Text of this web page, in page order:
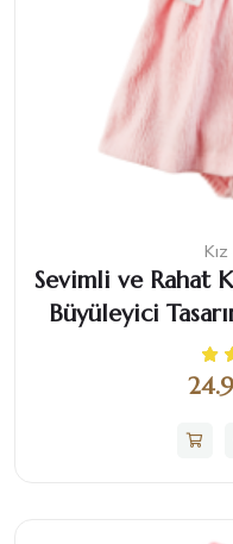
Sevimli ve Rahat
Büyüleyici